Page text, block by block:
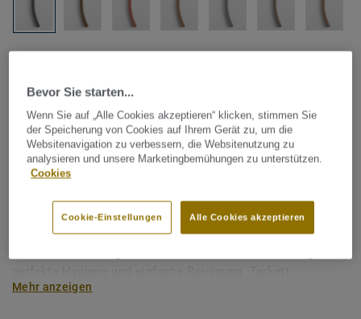
Tarkett Zubehör Komplettsortiment
Schweißschnur für PVC-Böden
- Unicoloured BROWN BLACK
0585
Schweißschnüre werden zur thermischen Verschweißung
zweier PVC-Bahnen verwendet und sorgen für eine
Schweißschnüre sind erhältlich in den Varianten Uni und
Mehr anzeigen
Bevor Sie starten...
Wenn Sie auf „Alle Cookies akzeptieren“ klicken, stimmen Sie
der Speicherung von Cookies auf Ihrem Gerät zu, um die
Websitenavigation zu verbessern, die Websitenutzung zu
analysieren und unsere Marketingbemühungen zu unterstützen.
Cookies
Alle Cookies akzeptieren
Cookie-Einstellungen